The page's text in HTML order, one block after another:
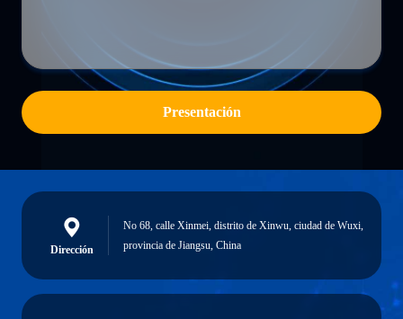
Presentación
Dirección
No 68, calle Xinmei, distrito de Xinwu, ciudad de Wuxi,
provincia de Jiangsu, China